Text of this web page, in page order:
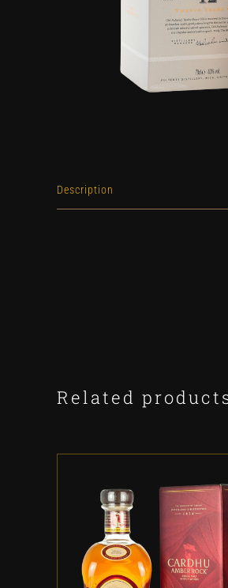
Description
Related
ADD TO CART /